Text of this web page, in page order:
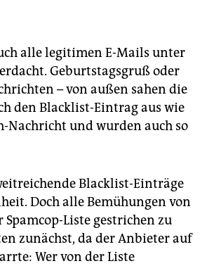
alle legitimen E-Mails unter
Geburtstagsgruß oder
– von außen sahen die
den Blacklist-Eintrag aus wie
Nachricht und wurden auch so
Blacklist-Einträge
Doch alle Bemühungen von
Liste gestrichen zu
zunächst, da der Anbieter auf
Wer von der Liste